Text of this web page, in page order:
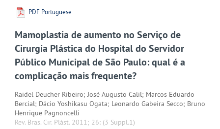
PDF Portuguese
Mamoplastia de aumento no Serviço de
Cirurgia Plástica do Hospital do Servidor
Público Municipal de São Paulo: qual é a
complicação mais frequente?
Raidel Deucher Ribeiro; José Augusto Calil; Marcos Eduardo
Bercial; Dácio Yoshikasu Ogata; Leonardo Gabeira Secco; Bruno
Henrique Pagnoncelli
Rev. Bras. Cir. Plást. 2011; 26: (3 Suppl.1)